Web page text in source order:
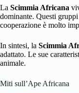
La Scimmia Africana
dominante. Questi
cooperazione è molto
In sintesi, la Scimmia
adattato. Le sue
animale.
Miti sull’Ape Africana